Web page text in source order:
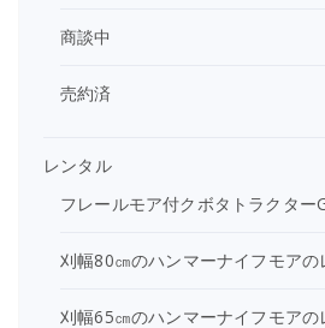
商談中
売約済
レンタル
フレールモア付クボタトラクター
刈幅80㎝のハンマーナイフモアの
刈幅65㎝のハンマーナイフモアの